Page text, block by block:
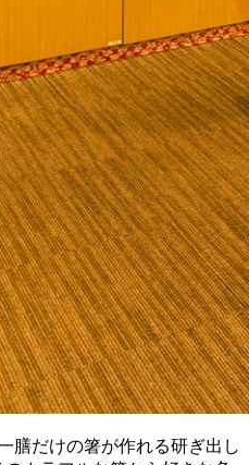
膳だけの箸が作れる研ぎ出し